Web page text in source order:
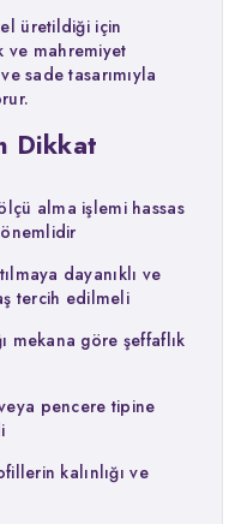
üretildiği için
ve mahremiyet
sade tasarımıyla
Dikkat
alma işlemi hassas
dayanıklı ve
tercih edilmeli
mekana göre şeffaflık
pencere tipine
kalınlığı ve